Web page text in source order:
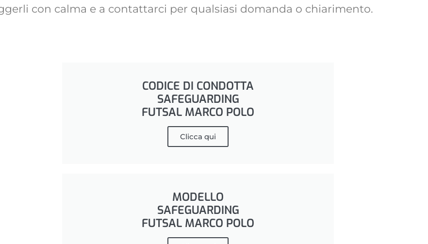
con calma e a contattarci per qualsiasi domanda o chiarimento.
CODICE DI CONDOTTA
SAFEGUARDING
FUTSAL MARCO POLO
Clicca qui
MODELLO
SAFEGUARDING
FUTSAL MARCO POLO